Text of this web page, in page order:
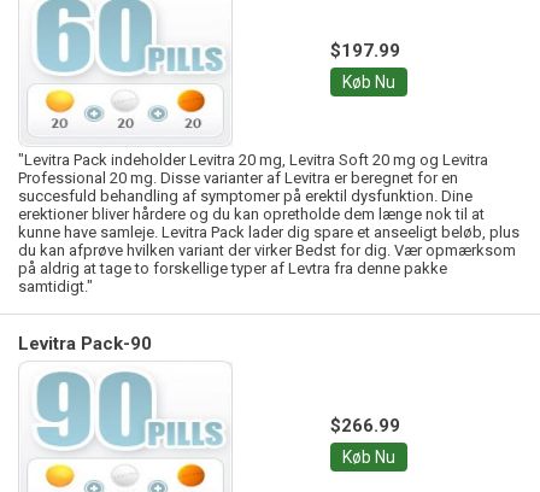
$197.99
Køb Nu
"Levitra Pack indeholder Levitra 20 mg, Levitra Soft 20 mg og Levitra
Professional 20 mg. Disse varianter af Levitra er beregnet for en
succesfuld behandling af symptomer på erektil dysfunktion. Dine
erektioner bliver hårdere og du kan opretholde dem længe nok til at
kunne have samleje. Levitra Pack lader dig spare et anseeligt beløb, plus
du kan afprøve hvilken variant der virker Bedst for dig. Vær opmærksom
på aldrig at tage to forskellige typer af Levtra fra denne pakke
samtidigt."
Levitra Pack-90
$266.99
Køb Nu